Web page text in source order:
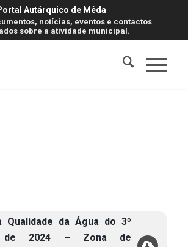
Autárquico de Mêda
notícias, eventos e contactos
sobre a atividade municipal.
Qualidade da Água do 3º
de 2024 – Zona de